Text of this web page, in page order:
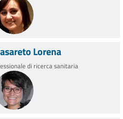
Lorena
di ricerca sanitaria